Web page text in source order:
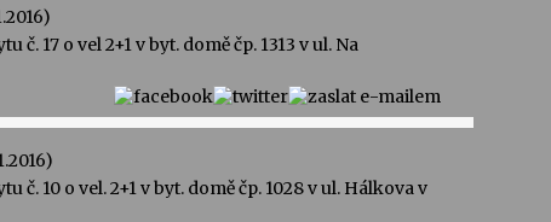
V
Čapka
Varhanní recitál Michala Novenka v
Klášteře Želiv
17 o vel 2+1 v byt. domě čp. 1313 v ul. Na
10 o vel. 2+1 v byt. domě čp. 1028 v ul. Hálkova v